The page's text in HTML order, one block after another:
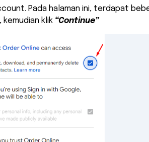
Pada halaman ini, terdapat
klik “Continue”